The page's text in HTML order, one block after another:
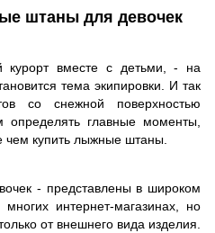
штаны для девочек
курорт вместе с детьми, - на
тема экипировки. И так
со снежной поверхностью
главные моменты,
чем купить лыжные штаны.
- представлены в широком
интернет-магазинах, но
от внешнего вида изделия.